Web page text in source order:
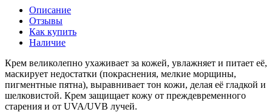
Описание
Отзывы
Как купить
Наличие
Крем великолепно ухаживает за кожей, увлажняет и питает её,
маскирует недостатки (покраснения, мелкие морщины,
пигментные пятна), выравнивает тон кожи, делая её гладкой и
шелковистой. Крем защищает кожу от преждевременного
старения и от UVA/UVB лучей.